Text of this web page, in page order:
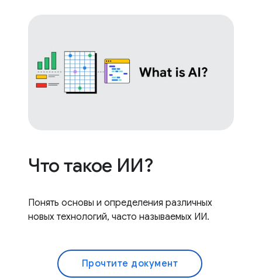
Что такое ИИ?
Понять основы и определения различных
новых технологий, часто называемых ИИ.
Прочтите документ